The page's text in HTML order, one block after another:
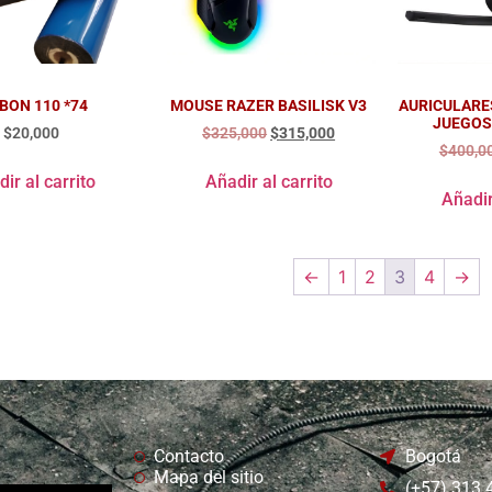
110 *74
$20,000
al carrito
MOUSE RAZER BASILISK V3
$325,000$315,000
Añadir al carrito
$
← 1 2 3 4 →
Contacto
Mapa del sitio
Bogotá